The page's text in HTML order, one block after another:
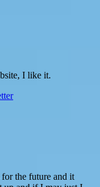
I like it.
for the future and it